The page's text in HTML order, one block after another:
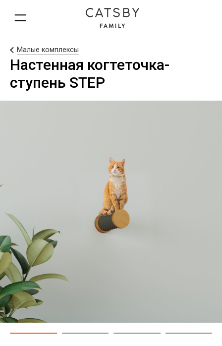
Малые комплексы
Настенная когтеточка-
ступень STEP